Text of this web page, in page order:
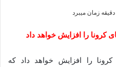
کرونا را افزایش خواهد داد
را افزایش خواهد داد که